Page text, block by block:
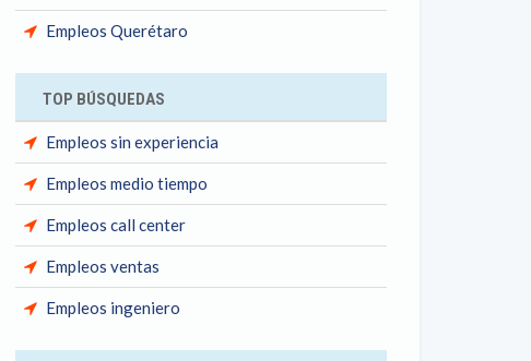
Empleos Querétaro
TOP BÚSQUEDAS
Empleos sin experiencia
Empleos medio tiempo
Empleos call center
Empleos ventas
Empleos ingeniero